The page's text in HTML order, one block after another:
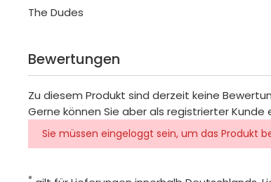
The Dudes
Bewertungen
Zu diesem Produkt sind derzeit keine
Gerne können Sie aber als registrierter Kunde
Sie müssen eingeloggt sein, um das Produkt
*